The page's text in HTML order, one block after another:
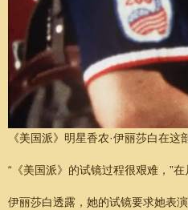
《美国派》明星香农·伊丽莎白在
“《美国派》的试镜过程很艰难，”
伊丽莎白透露，她的试镜要求她表